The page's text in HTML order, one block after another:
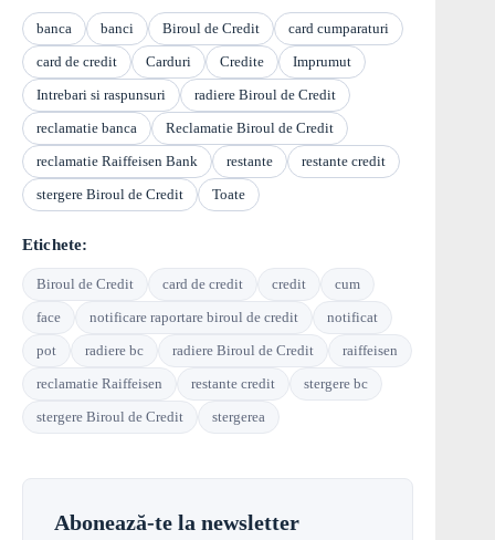
banca banci Biroul de Credit
card cumparaturi
card de credit
Carduri Credite
Imprumut
Intrebari si raspunsuri
radiere Biroul de Credit
reclamatie banca
Reclamatie Biroul de Credit
reclamatie Raiffeisen Bank
restante
restante credit
stergere Biroul de Credit
Toate
Etichete:
Biroul de Credit card de credit credit
cum
face
notificare raportare biroul de credit
notificat
pot
radiere bc radiere Biroul de Credit
raiffeisen
reclamatie Raiffeisen
restante credit
stergere bc
stergere Biroul de Credit
stergerea
Abonează-te la newsletter